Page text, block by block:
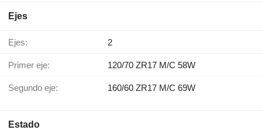
Ejes
Ejes: 2
Primer eje: 120/70 ZR17 M/C 58W
Segundo eje: 160/60 ZR17 M/C 69W
Estado